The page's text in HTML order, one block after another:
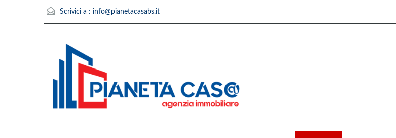
Scrivici a : info@pianetacasabs.it